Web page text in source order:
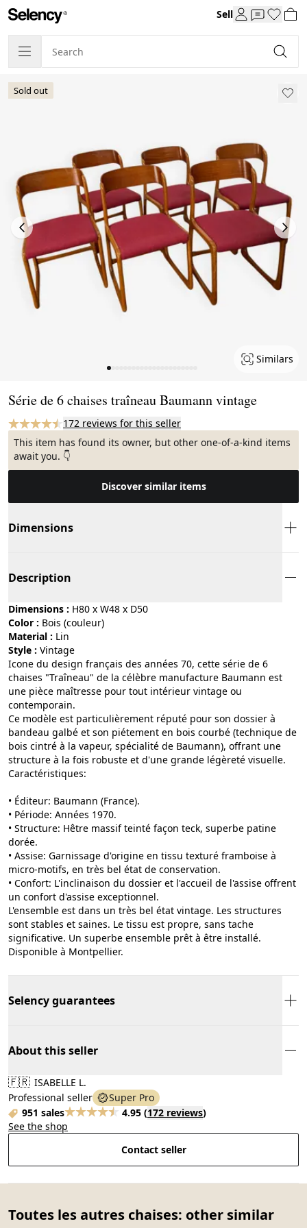
Sell
Sold out
Similars
Série de 6 chaises traîneau Baumann vintage
172 reviews for this seller
This item has found its owner, but other one-of-a-kind items
await you. 👇
Discover similar items
Dimensions
Description
Dimensions : H80 x W48 x D50
Color :
bois (couleur)
Material :
lin
Style :
vintage
Icone du design français des années 70, cette série de 6
chaises "Traîneau" de la célèbre manufacture Baumann est
une pièce maîtresse pour tout intérieur vintage ou
contemporain.
Ce modèle est particulièrement réputé pour son dossier à
bandeau galbé et son piétement en bois courbé (technique de
bois cintré à la vapeur, spécialité de Baumann), offrant une
structure à la fois robuste et d'une grande légèreté visuelle.
Caractéristiques:
• Éditeur: Baumann (France).
• Période: Années 1970.
• Structure: Hêtre massif teinté façon teck, superbe patine
dorée.
• Assise: Garnissage d'origine en tissu texturé framboise à
micro-motifs, en très bel état de conservation.
• Confort: L'inclinaison du dossier et l'accueil de l'assise offrent
un confort d'assise exceptionnel.
L'ensemble est dans un très bel état vintage. Les structures
sont stables et saines. Le tissu est propre, sans tache
significative. Un superbe ensemble prêt à être installé.
Disponible à Montpellier.
Selency guarantees
About this seller
🇫🇷 ISABELLE L.
Professional seller
Super Pro
951 sales
4.95 (172 reviews)
See the shop
Contact seller
Toutes les autres chaises: other similar